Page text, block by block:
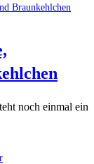
noch einmal ein